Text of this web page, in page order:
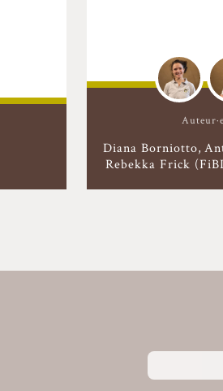
Diana Borniotto
Rebekka Frick